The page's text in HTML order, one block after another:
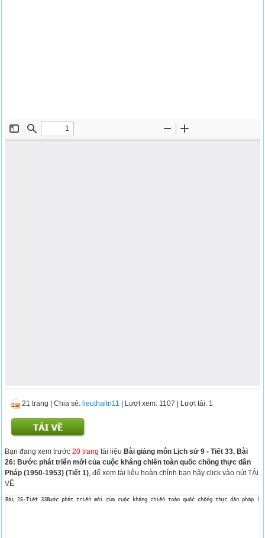
21 trang |Chia sẻ: lieuthaitn11 | Lượt xem: 1107 | Lượt tải: 1
Bạn đang xem trước20 trang tài liệuBài giảng môn Lịch sử 9 - Tiết 33, Bài
26: Bước phát triển mới của cuộc kháng chiến toàn quốc chống thực dân
Pháp (1950-1953) (Tiết 1) , để xem tài liệu hoàn chỉnh bạn hãy click vào nút TẢi
VỀ
Bài 26-Tiết 33Bước phát triển mới của cuộc kháng chiến toàn quốc chống thực dân